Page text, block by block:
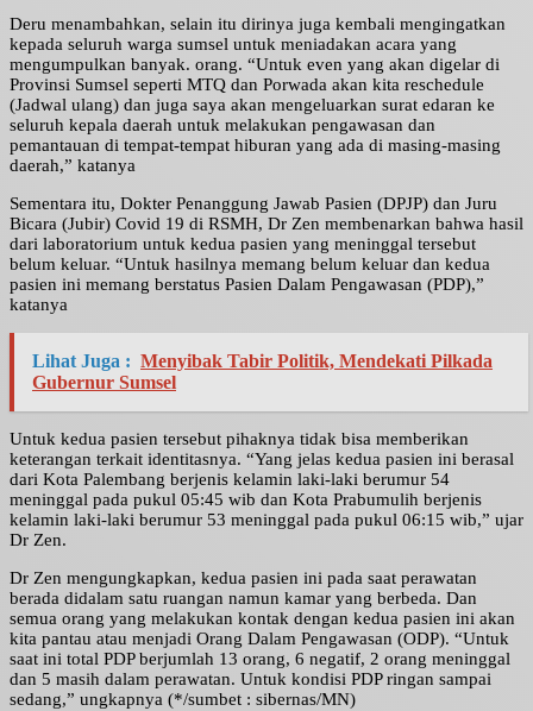
Deru menambahkan, selain itu dirinya juga kembali mengingatkan
kepada seluruh warga sumsel untuk meniadakan acara yang
mengumpulkan banyak. orang. “Untuk even yang akan digelar di
Provinsi Sumsel seperti MTQ dan Porwada akan kita reschedule
(Jadwal ulang) dan juga saya akan mengeluarkan surat edaran ke
seluruh kepala daerah untuk melakukan pengawasan dan
pemantauan di tempat-tempat hiburan yang ada di masing-masing
daerah,” katanya
Sementara itu, Dokter Penanggung Jawab Pasien (DPJP) dan Juru
Bicara (Jubir) Covid 19 di RSMH, Dr Zen membenarkan bahwa hasil
dari laboratorium untuk kedua pasien yang meninggal tersebut
belum keluar. “Untuk hasilnya memang belum keluar dan kedua
pasien ini memang berstatus Pasien Dalam Pengawasan (PDP),”
katanya
Lihat Juga : Menyibak Tabir Politik, Mendekati Pilkada
Gubernur Sumsel
Untuk kedua pasien tersebut pihaknya tidak bisa memberikan
keterangan terkait identitasnya. “Yang jelas kedua pasien ini berasal
dari Kota Palembang berjenis kelamin laki-laki berumur 54
meninggal pada pukul 05:45 wib dan Kota Prabumulih berjenis
kelamin laki-laki berumur 53 meninggal pada pukul 06:15 wib,” ujar
Dr Zen.
Dr Zen mengungkapkan, kedua pasien ini pada saat perawatan
berada didalam satu ruangan namun kamar yang berbeda. Dan
semua orang yang melakukan kontak dengan kedua pasien ini akan
kita pantau atau menjadi Orang Dalam Pengawasan (ODP). “Untuk
saat ini total PDP berjumlah 13 orang, 6 negatif, 2 orang meninggal
dan 5 masih dalam perawatan. Untuk kondisi PDP ringan sampai
sedang,” ungkapnya (*/sumbet : sibernas/MN)